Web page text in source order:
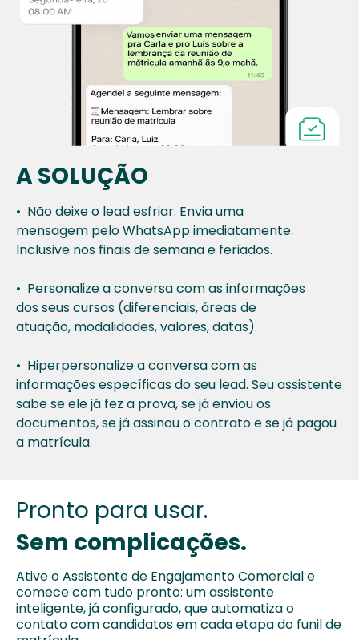
A SOLUÇÃO
• Não deixe o lead esfriar. Envia uma
mensagem pelo WhatsApp imediatamente.
Inclusive nos finais de semana e feriados.
• Personalize a conversa com as informações
dosseus cursos (diferenciais, áreas de
atuação, modalidades, valores, datas).
• Hiperpersonalize a conversa com as
informaçõesespecíficas do seu lead. Seu assistente
sabe seele já fez a prova, se já enviou os
documentos, sejá assinou o contrato e se já pagou
a matrícula.
Pronto para usar.
Sem complicações.
Ative o Assistente de Engajamento Comercial e
comece com tudo pronto: um assistente
inteligente, já configurado, que automatiza o
contato com candidatos em cada etapa do funil de